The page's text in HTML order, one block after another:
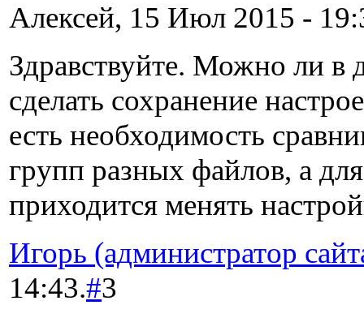
Алексей, 15 Июл 2015 -
Здравствуйте. Можно ли в
сделать сохранение
есть необходимость
групп разных файлов, а
приходится менять
Игорь (администратор
14:43.#3